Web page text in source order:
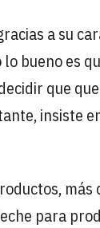
a su
bueno es
que
insiste
más
para